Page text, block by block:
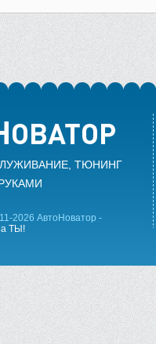
ТЮНИНГ
2026 АвтоНоватор -
ТЫ!